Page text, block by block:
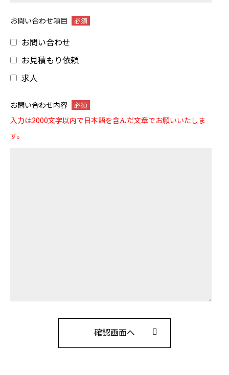
お問い合わせ項目 必須
お問い合わせ
お見積もり依頼
求人
お問い合わせ内容 必須
入力は2000文字以内で日本語を含んだ文章でお願いいたしま
す。